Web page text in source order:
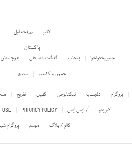
صفحہ اول
لائیو
پاکستان
بلوچستان گلگت بلتستان پنجاب
خیبر پختونخوا
سندھ
جموں و کشمیر
تفریح کھیل ٹیکنالوجی دلچسپ
پروگرام
USE PRIVACY POLICY آر ایس ایس
کیریئرز
پروگرام
موسم کالم / بلاگ